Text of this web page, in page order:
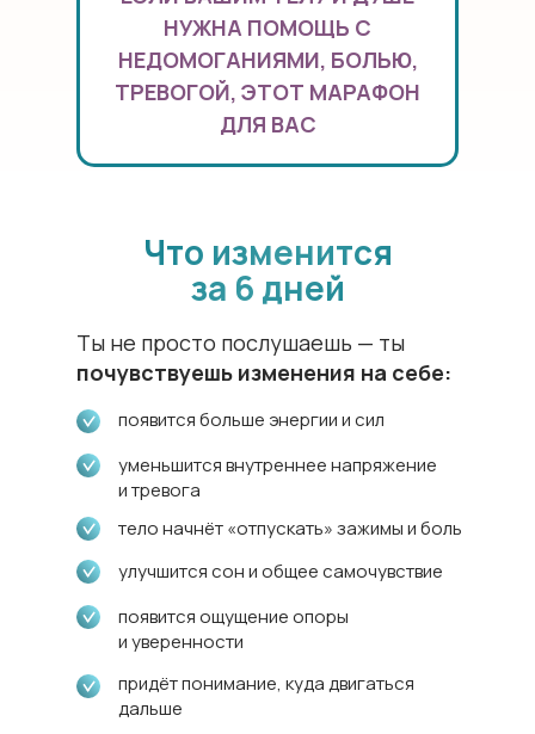
НУЖНА ПОМОЩЬ С
НЕДОМОГАНИЯМИ, БОЛЬЮ,
ТРЕВОГОЙ, ЭТОТ МАРАФОН
ДЛЯ ВАС
Что изменится
за 6 дней
придёт понимание, куда двигаться
дальше
появится ощущение опоры
и уверенности
улучшится сон и общее самочувствие
тело начнёт «отпускать» зажимы и боль
уменьшится внутреннее напряжение
и тревога
появится больше энергии и сил
Ты не просто послушаешь — ты
почувствуешь изменения на себе: